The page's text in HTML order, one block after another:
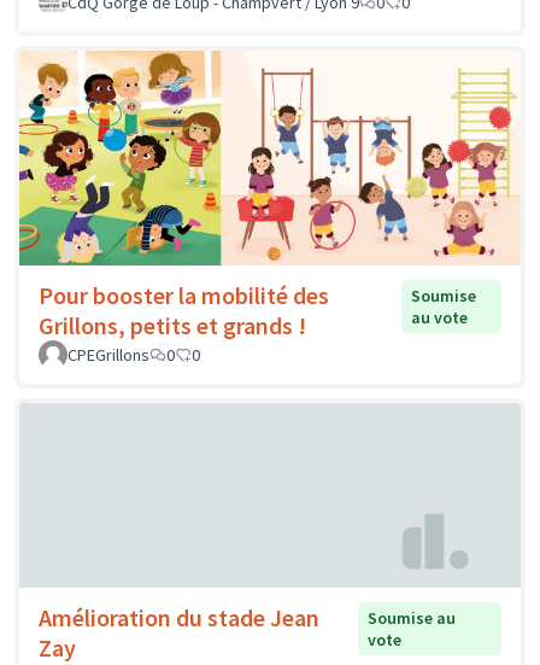
Pour booster la mobilité des
Grillons, petits et grands !
Soumise
au vote
CPEGrillons
0 0
Amélioration du stade Jean
Zay
Soumise au
vote